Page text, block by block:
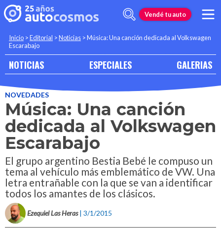
Vendé tu auto
Inicio >Editorial >Noticias >Música: Una canción dedicada al Volkswagen
Escarabajo
NOTICIAS ESPECIALES GALERIAS
NOVEDADES
Música: Una canción
dedicada al Volkswagen
Escarabajo
El grupo argentino Bestia Bebé le compuso un
tema al vehículo más emblemático de VW. Una
letra entrañable con la que se van a identificar
todos los amantes de los clásicos.
Ezequiel Las Heras | 3/1/2015